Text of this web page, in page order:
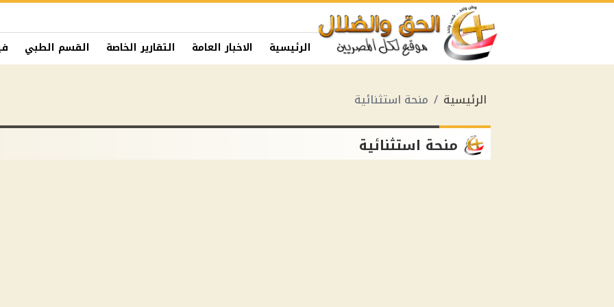
الرئيسية الاخبار العامة التقارير الخاصة القسم الطبي
الرئيسية منحة استثنائية
منحة استثنائية